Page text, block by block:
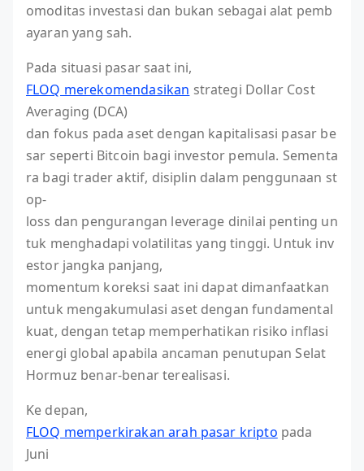
omoditas investasi dan bukan sebagai alat pemb
ayaran yang sah.
Pada situasi pasar saat ini,
FLOQ merekomendasikan strategi Dollar Cost
Averaging (DCA)
dan fokus pada aset dengan kapitalisasi pasar be
sar seperti Bitcoin bagi investor pemula. Sementa
ra bagi trader aktif, disiplin dalam penggunaan st
op-
loss dan pengurangan leverage dinilai penting un
tuk menghadapi volatilitas yang tinggi. Untuk inv
estor jangka panjang,
momentum koreksi saat ini dapat dimanfaatkan
untuk mengakumulasi aset dengan fundamental
kuat, dengan tetap memperhatikan risiko inflasi
energi global apabila ancaman penutupan Selat
Hormuz benar-benar terealisasi.
Ke depan,
FLOQ memperkirakan arah pasar kripto pada
Juni